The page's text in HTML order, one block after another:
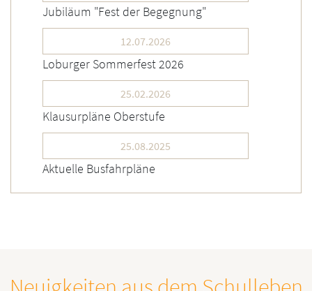
Jubiläum "Fest der Begegnung"
12.07.2026
Loburger Sommerfest 2026
25.02.2026
Klausurpläne Oberstufe
25.08.2025
Aktuelle Busfahrpläne